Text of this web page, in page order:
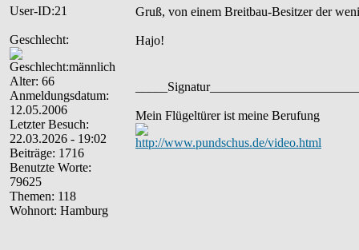
User-ID:21
Geschlecht:
Alter: 66
Anmeldungsdatum:
12.05.2006
Letzter Besuch:
22.03.2026 - 19:02
Beiträge: 1716
Benutzte Worte:
79625
Themen: 118
Wohnort: Hamburg
Gruß, von einem Breitbau-Besitzer der
Hajo!
Mein Flügeltürer ist meine Berufung
http://www.pundschus.de/video.html